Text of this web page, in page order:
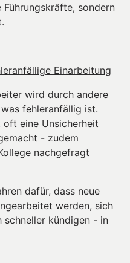
sondern
Einarbeitung
wird durch andere
fehleranfällig ist.
eine Unsicherheit
- zudem
nachgefragt
dafür, dass neue
werden, sich
schneller kündigen - in